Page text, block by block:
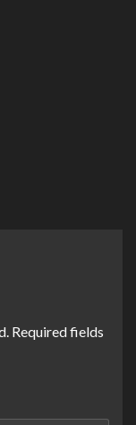
Required fields